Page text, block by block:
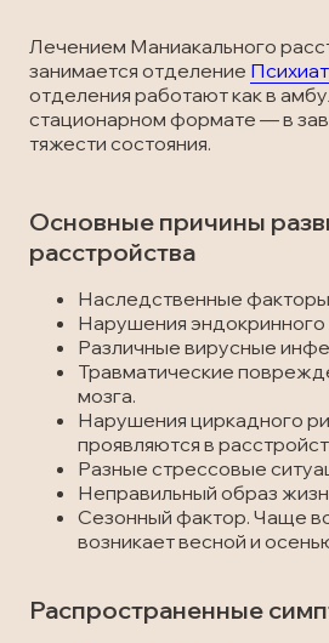
Лечение алкоголизма
Транспортировка пациентов
Лечение в стационаре
Онлайн-консультация
Вызов врача
Вызов врача
Вызов врача
Статьи
Запись на прием
Лечением Маниакального
занимается отделение
отделения работают как в
стационарном формате — в
тяжести состояния.
Основные причины
расстройства
Наследственные
Нарушения эндокринного
Различные вирусные
Травматические
мозга.
Нарушения циркадного
проявляются в
Разные стрессовые
Неправильный образ
Сезонный фактор. Чаще
возникает весной и
Распространенные